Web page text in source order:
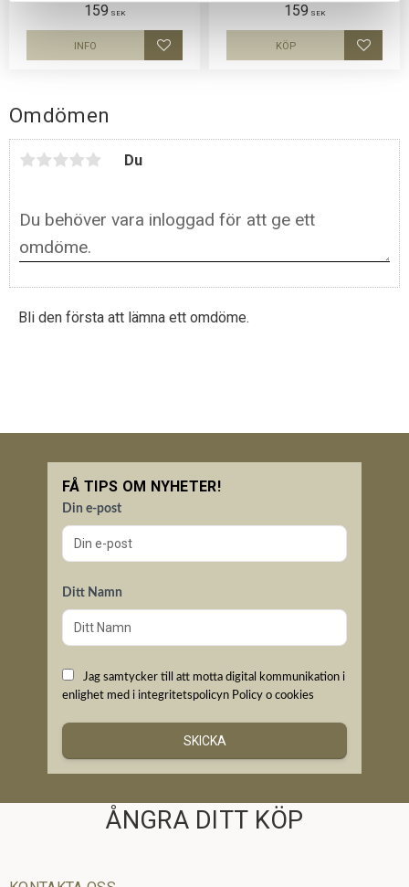
Omdömen
Du
Bli den första att lämna ett omdöme.
159 SEK
Lägg till i favoriter
INFO
Rottweiler. Luftig och skön keps.
159 SEK
Lägg
KÖP
FÅ TIPS OM NYHETER!
Din e-post
Ditt Namn
Jag samtycker till att motta digital kommunikation i
enlighet med i integritetspolicyn Policy o cookies
SKICKA
ÅNGRA DITT KÖP